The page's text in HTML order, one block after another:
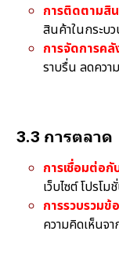
การติดตามสิ
สินค้าในกระบ
การจัดการคลั
ราบรื่น ลดควา
3.3 การตลาด
การเชื่อมต่อ
เว็บไซต์ โปร
การรวบรวมข้
ความคิดเห็นจ